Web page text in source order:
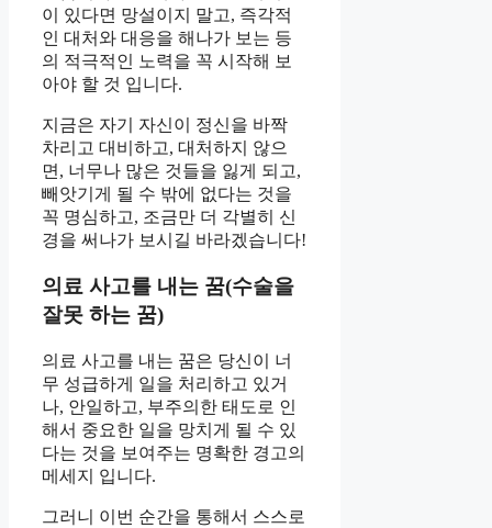
이 있다면 망설이지 말고, 즉각적
인 대처와 대응을 해나가 보는 등
의 적극적인 노력을 꼭 시작해 보
아야 할 것 입니다.
지금은 자기 자신이 정신을 바짝
차리고 대비하고, 대처하지 않으
면, 너무나 많은 것들을 잃게 되고,
빼앗기게 될 수 밖에 없다는 것을
꼭 명심하고, 조금만 더 각별히 신
경을 써나가 보시길 바라겠습니다!
의료 사고를 내는 꿈(수술을
잘못 하는 꿈)
의료 사고를 내는 꿈은 당신이 너
무 성급하게 일을 처리하고 있거
나, 안일하고, 부주의한 태도로 인
해서 중요한 일을 망치게 될 수 있
다는 것을 보여주는 명확한 경고의
메세지 입니다.
그러니 이번 순간을 통해서 스스로